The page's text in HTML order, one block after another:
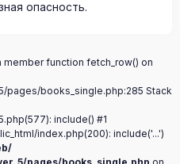
опасность.
member function fetch_row() on
pages/books_single.php:285 Stack
include() #1
index.php(200): include('...')